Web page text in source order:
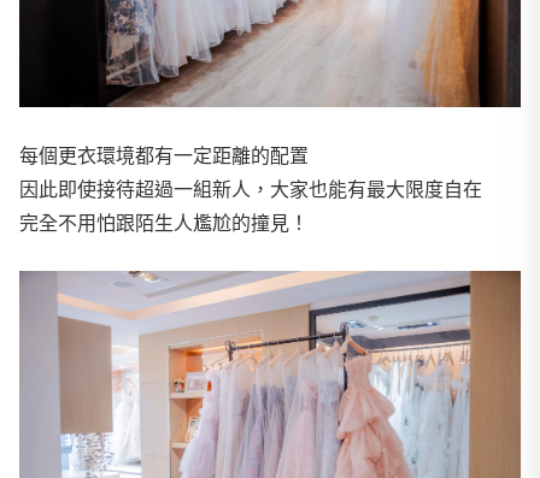
每個更衣環境都有一定距離的配置
因此即使接待超過一組新人，大家也能有最大限度自在
完全不用怕跟陌生人尷尬的撞見！